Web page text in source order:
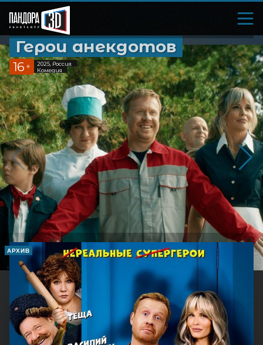
Герои анекдотов
16 +
2025, Россия
Комедия
АРХИВ